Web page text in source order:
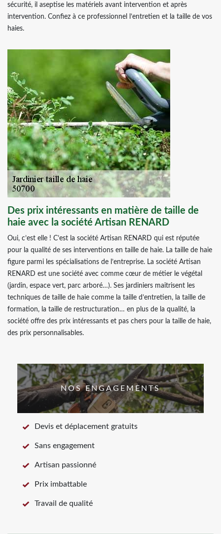
sécurité, il aseptise les matériels avant intervention et après
intervention. Confiez à ce professionnel l’entretien et la taille de vos
haies.
Des prix intéressants en matière de taille de
haie avec la société Artisan RENARD
Oui, c’est elle ! C’est la société Artisan RENARD qui est réputée
pour la qualité de ses interventions en taille de haie. La taille de haie
figure parmi les spécialisations de l’entreprise. La société Artisan
RENARD est une société avec comme cœur de métier le végétal
(jardin, espace vert, parc arboré…). Ses jardiniers maitrisent les
techniques de taille de haie comme la taille d’entretien, la taille de
formation, la taille de restructuration… en plus de la qualité, la
société offre des prix intéressants et pas chers pour la taille de haie,
des prix personnalisables.
NOS ENGAGEMENTS
Devis et déplacement gratuits
Sans engagement
Artisan passionné
Prix imbattable
Travail de qualité